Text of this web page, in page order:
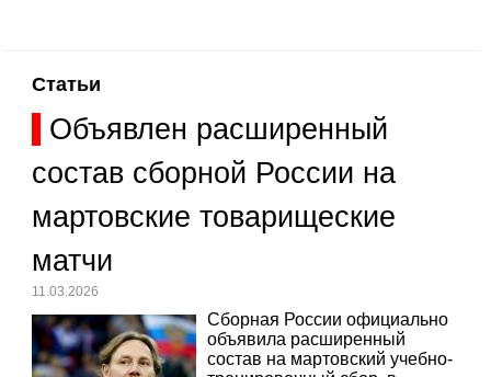
Статьи
Объявлен расширенный
состав сборной России на
мартовские товарищеские
матчи
11.03.2026
Сборная России официально
объявила расширенный
состав на мартовский учебно-